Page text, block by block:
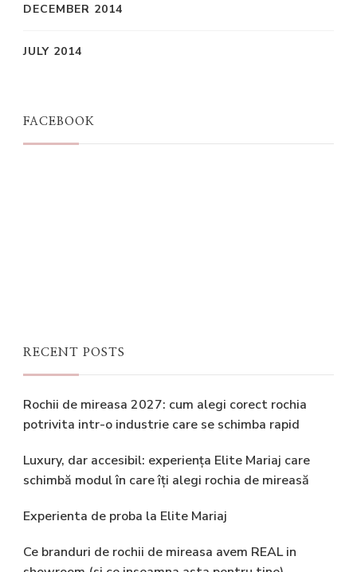
DECEMBER 2014
JULY 2014
FACEBOOK
RECENT POSTS
Rochii de mireasa 2027: cum alegi corect rochia
potrivita intr-o industrie care se schimba rapid
Luxury, dar accesibil: experiența Elite Mariaj care
schimbă modul în care îți alegi rochia de mireasă
Experienta de proba la Elite Mariaj
Ce branduri de rochii de mireasa avem REAL in